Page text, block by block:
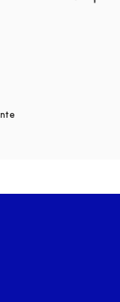
en una pestaña nueva